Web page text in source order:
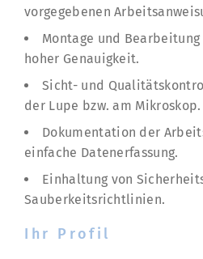
vorgegebenen
Montage und
hoher Genauigkeit.
Sicht- und
der Lupe bzw. am Mikroskop.
Dokumentation der
einfache Datenerfassung.
Einhaltung von
Sauberkeitsrichtlinien.
Ihr Profil